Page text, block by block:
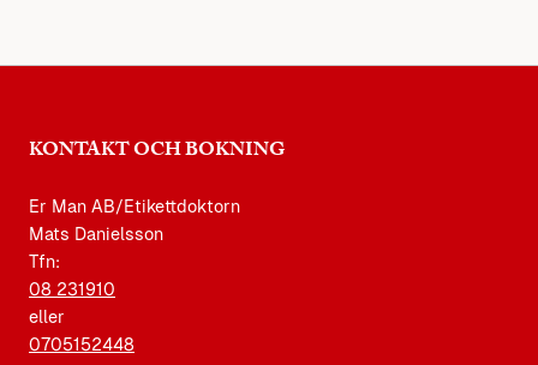
KONTAKT OCH BOKNING
Er Man AB/Etikettdoktorn
Mats Danielsson
Tfn:
08 231910
eller
0705152448